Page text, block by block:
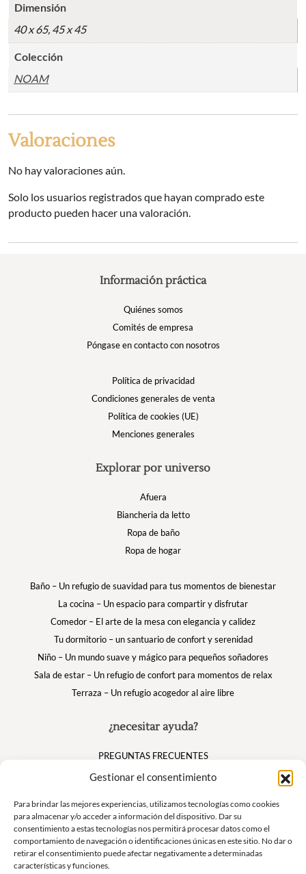
Gestionar el consentimiento
Para brindar las mejores experiencias, utilizamos tecnologías como cookies
para almacenar y/o acceder a información del dispositivo. Dar su
consentimiento a estas tecnologías nos permitirá procesar datos como el
comportamiento de navegación o identificaciones únicas en este sitio. No dar o
retirar el consentimiento puede afectar negativamente a determinadas
características y funciones.
Dimensión
40 x 65, 45 x 45
Colección
NOAM
Valoraciones
No hay valoraciones aún.
Solo los usuarios registrados que hayan comprado este
producto pueden hacer una valoración.
¿necesitar ayuda?
PREGUNTAS FRECUENTES
Mi cuenta
Suivez nous
Información práctica
Quiénes somos
Comités de empresa
Póngase en contacto con nosotros
Política de privacidad
Condiciones generales de venta
Política de cookies (UE)
Menciones generales
Explorar por universo
Afuera
Biancheria da letto
Ropa de baño
Ropa de hogar
Baño – Un refugio de suavidad para tus momentos de bienestar
La cocina – Un espacio para compartir y disfrutar
Comedor – El arte de la mesa con elegancia y calidez
Tu dormitorio – un santuario de confort y serenidad
Niño – Un mundo suave y mágico para pequeños soñadores
Sala de estar – Un refugio de confort para momentos de relax
Terraza – Un refugio acogedor al aire libre